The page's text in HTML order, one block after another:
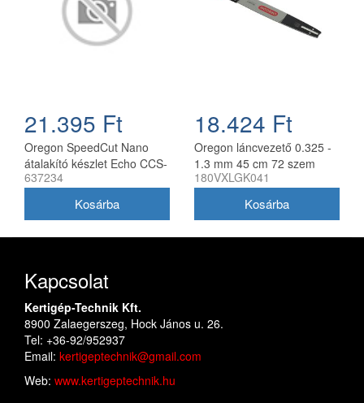
21.395 Ft
Oregon SpeedCut Nano
átalakító készlet Echo CCS-
58V láncfűrészhez 40 cm
637234
18.424 Ft
Oregon láncvezető 0.325 -
1.3 mm 45 cm 72 szem
Husqvarna fűrészekhez
180VXLGK041
Kapcsolat
Kertigép-Technik Kft.
8900 Zalaegerszeg, Hock János u. 26.
Tel: +36-92/952937
Email: kertigeptechnik@gmail.com
Web: www.kertigeptechnik.hu